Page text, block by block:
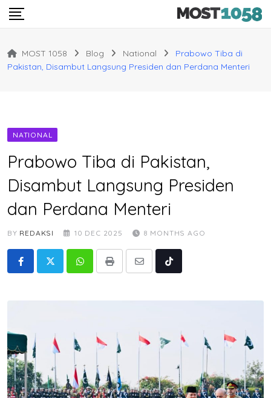
Skip
MOST 1058 Blog National
Prabowo Tiba di
Pakistan, Disambut Langsung Presiden dan Perdana Menteri
NATIONAL
Prabowo Tiba di Pakistan,
Disambut Langsung Presiden
dan Perdana Menteri
BY REDAKSI 10 DEC 2025 8 MONTHS AGO
WhatsappPrint
Share
Tiktok